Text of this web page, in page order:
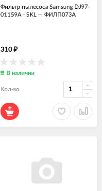
Фильтр пылесоса Samsung DJ97-
01159A - SKL — ФИЛП073А
310 ₽
В наличии
Кол-во